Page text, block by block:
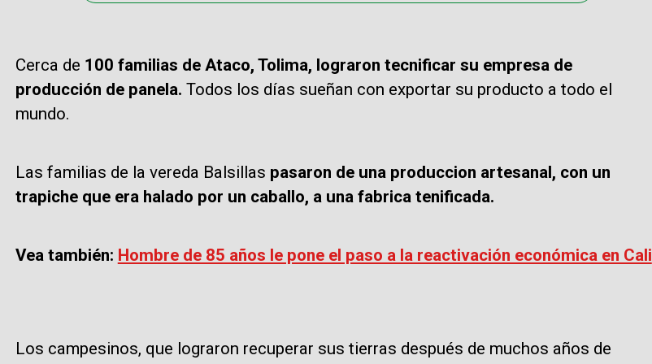
Cerca de 100 familias de Ataco, Tolima, lograron tecnificar su empresa de
producción de panela. Todos los días sueñan con exportar su producto a todo el
mundo.
Las familias de la vereda Balsillas pasaron de una produccion artesanal, con un
trapiche que era halado por un caballo, a una fabrica tenificada.
Vea también: Hombre de 85 años le pone el paso a la reactivación económica en Cali
Los campesinos, que lograron recuperar sus tierras después de muchos años de